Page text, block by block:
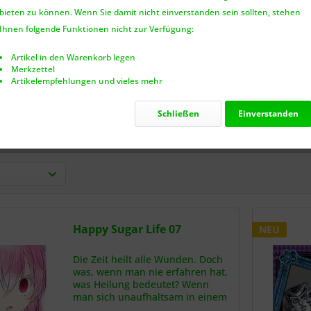
- Kimetsu no
01
Die Tagebücher der
Apothekerin 01 -
10,00 € *
Die
Happy Sugar Life 07
Die Zeit heilt alle Wunden. Doch
was, wenn man nie erfahren hat,
was Heilung bedeutet? Wenn
man sich unaufhaltsam in einem
NEU
bieten zu können. Wenn Sie damit nicht einverstanden sein sollten, stehen
Ihnen folgende Funktionen nicht zur Verfügung:
Artikel in den Warenkorb legen
Merkzettel
Artikelempfehlungen und vieles mehr
Einverstanden
Schließen